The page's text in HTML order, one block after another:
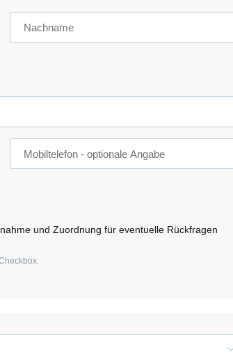
Nachname
Mobiltelefon - optionale Angabe
und Zuordnung für eventuelle Rückfragen